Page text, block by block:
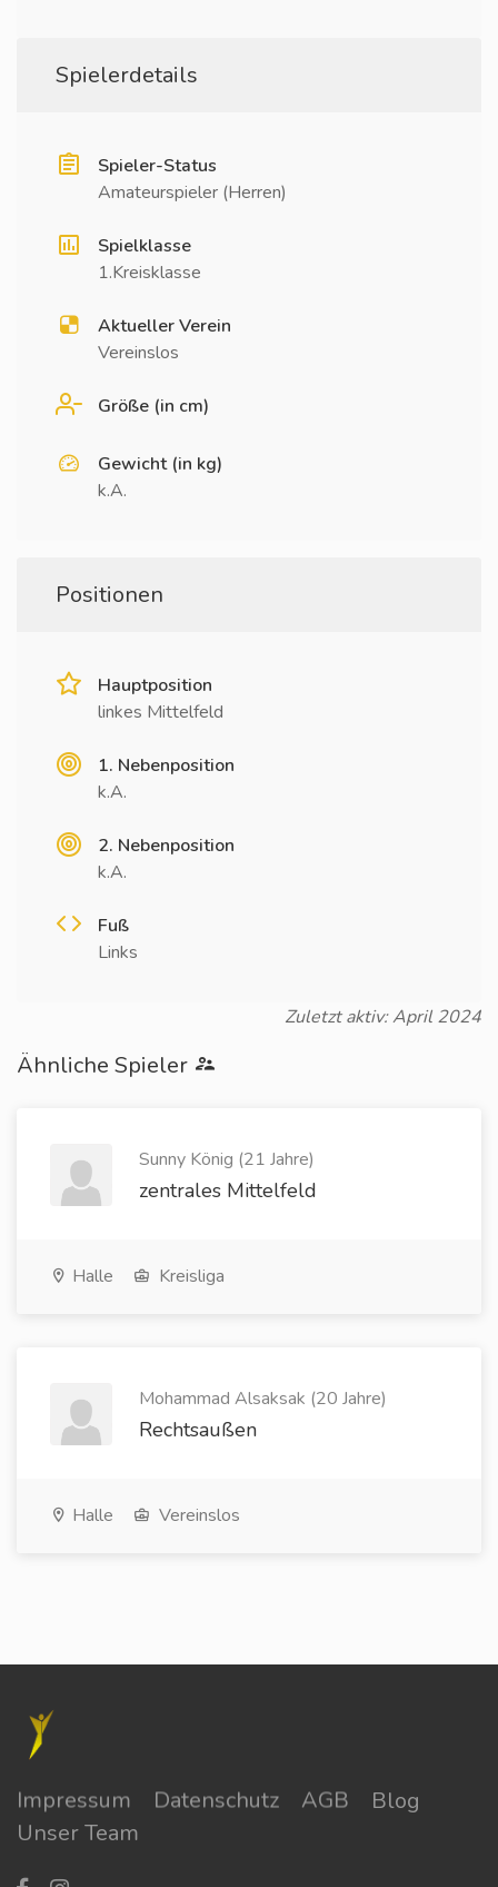
Spielerdetails
Spieler-Status
Amateurspieler (Herren)
Spielklasse
1.Kreisklasse
Aktueller Verein
Vereinslos
Größe (in cm)
Gewicht (in kg)
k.A.
Positionen
Hauptposition
linkes Mittelfeld
1. Nebenposition
k.A.
2. Nebenposition
k.A.
Fuß
Links
Zuletzt aktiv: April 2024
Ähnliche Spieler
Sunny König (21 Jahre)
zentrales Mittelfeld
Halle Kreisliga
Mohammad Alsaksak (20 Jahre)
Rechtsaußen
Halle Vereinslos
Impressum Datenschutz AGB
Blog
Unser Team